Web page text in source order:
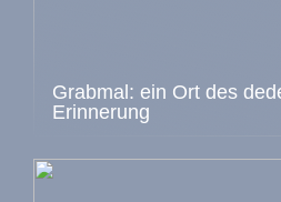
Grabmal: ein Ort des
Erinnerung